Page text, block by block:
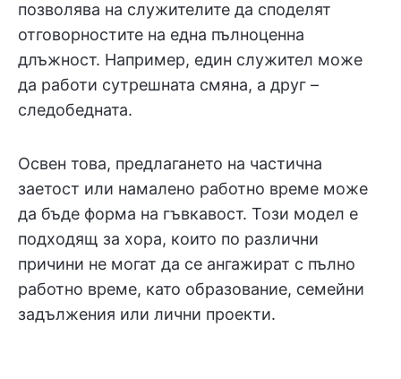
позволява на служителите да споделят
отговорностите на една пълноценна
длъжност. Например, един служител може
да работи сутрешната смяна, а друг –
следобедната.
Освен това, предлагането на частична
заетост или намалено работно време може
да бъде форма на гъвкавост. Този модел е
подходящ за хора, които по различни
причини не могат да се ангажират с пълно
работно време, като образование, семейни
задължения или лични проекти.